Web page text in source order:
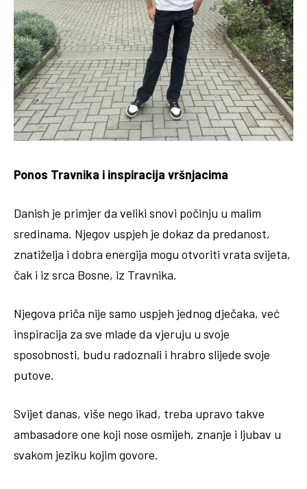
Ponos Travnika i inspiracija vršnjacima
Danish je primjer da veliki snovi počinju u malim
sredinama. Njegov uspjeh je dokaz da predanost,
znatiželja i dobra energija mogu otvoriti vrata svijeta,
čak i iz srca Bosne, iz Travnika.
Njegova priča nije samo uspjeh jednog dječaka, već
inspiracija za sve mlade da vjeruju u svoje
sposobnosti, budu radoznali i hrabro slijede svoje
putove.
Svijet danas, više nego ikad, treba upravo takve
ambasadore one koji nose osmijeh, znanje i ljubav u
svakom jeziku kojim govore.